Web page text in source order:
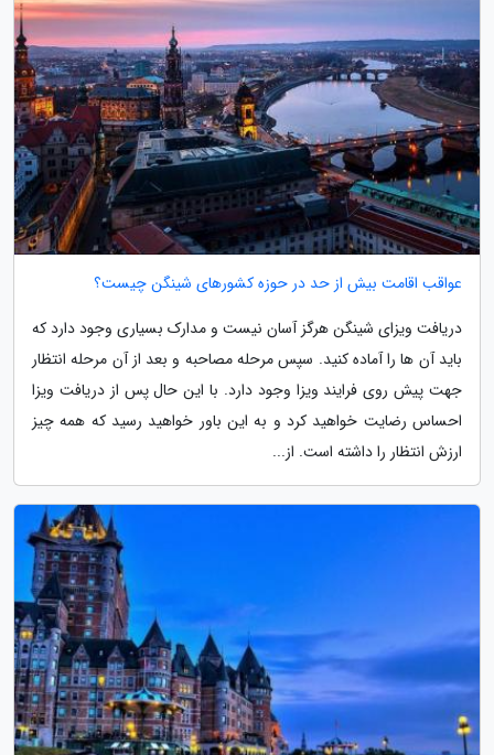
عواقب اقامت بیش از حد در حوزه کشورهای شینگن چیست؟
دریافت ویزای شینگن هرگز آسان نیست و مدارک بسیاری وجود دارد که
باید آن ها را آماده کنید. سپس مرحله مصاحبه و بعد از آن مرحله انتظار
جهت پیش روی فرایند ویزا وجود دارد. با این حال پس از دریافت ویزا
احساس رضایت خواهید کرد و به این باور خواهید رسید که همه چیز
ارزش انتظار را داشته است. از...